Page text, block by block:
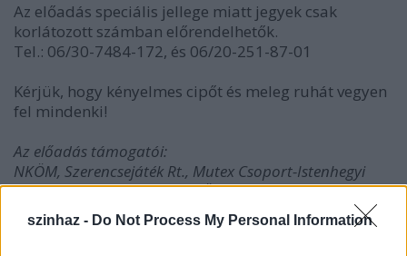
szinhaz - Do Not Process My Personal Information
Az előadás speciális jellege miatt jegyek csak
korlátozott számban előrendelhetők.
Tel.: 06/30-7484-172, és 06/20-251-87-01
Kérjük, hogy kényelmes cipőt és meleg ruhát vegyen
fel mindenki!
Az előadás támogatói:
NKÖM, Szerencsejáték Rt., Mutex Csoport-Istenhegyi
Magánklinika Zrt., Fővárosi Önkormányzat Kulturális
Bizottság, Felhőc Produkció, VMegoldások Kft.